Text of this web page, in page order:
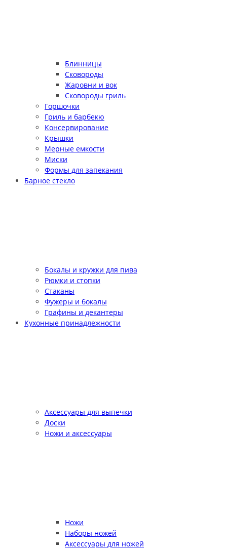
Блинницы
Сковороды
Жаровни и вок
Сковороды гриль
Горшочки
Гриль и барбекю
Консервирование
Крышки
Мерные емкости
Миски
Формы для запекания
Барное стекло
Бокалы и кружки для пива
Рюмки и стопки
Стаканы
Фужеры и бокалы
Графины и декантеры
Кухонные принадлежности
Аксессуары для выпечки
Доски
Ножи и аксессуары
Ножи
Наборы ножей
Аксессуары для ножей